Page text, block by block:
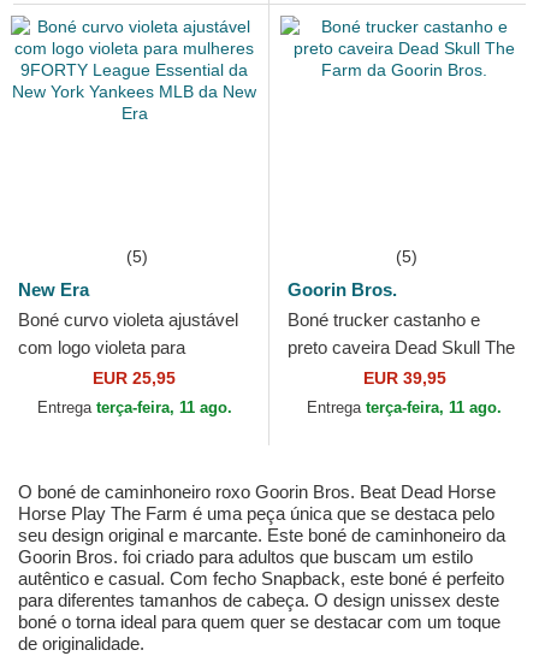
(5)
New Era
Boné curvo violeta ajustável
com logo violeta para
mulheres 9FORTY League
Essential da New York...
EUR 25,95
Entrega terça-feira, 11 ago.
(5)
Goorin Bros.
Boné trucker castanho e
preto caveira Dead Skull The
Farm da Goorin Bros.
EUR 39,95
Entrega terça-feira, 11 ago.
O boné de caminhoneiro roxo Goorin Bros. Beat Dead Horse
Horse Play The Farm é uma peça única que se destaca pelo
seu design original e marcante. Este boné de caminhoneiro da
Goorin Bros. foi criado para adultos que buscam um estilo
autêntico e casual. Com fecho Snapback, este boné é perfeito
para diferentes tamanhos de cabeça. O design unissex deste
boné o torna ideal para quem quer se destacar com um toque
de originalidade.